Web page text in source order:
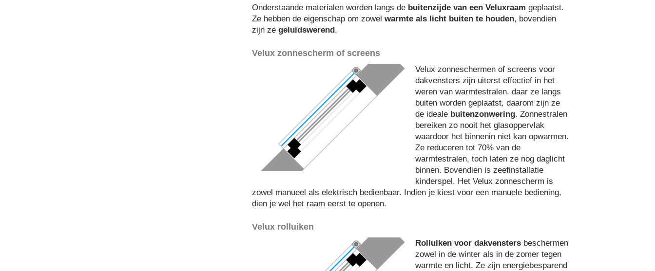
Onderstaande materialen worden langs de buitenzijde van een Veluxraam geplaatst.
Ze hebben de eigenschap om zowel warmte als licht buiten te houden, bovendien
zijn ze geluidswerend.
Velux zonnescherm of screens
Velux zonneschermen of screens voor
dakvensters zijn uiterst effectief in het
weren van warmtestralen, daar ze langs
buiten worden geplaatst, daarom zijn ze
de ideale buitenzonwering. Zonnestralen
bereiken zo nooit het glasoppervlak
waardoor het binnenin niet kan opwarmen.
Ze reduceren tot 70% van de
warmtestralen, toch laten ze nog daglicht
binnen. Bovendien is zeefinstallatie
kinderspel. Het Velux zonnescherm is
zowel manueel als elektrisch bedienbaar. Indien je kiest voor een manuele bediening,
dien je wel het raam eerst te openen.
Velux rolluiken
Rolluiken voor dakvensters beschermen
zowel in de winter als in de zomer tegen
warmte en licht. Ze zijn energiebesparend